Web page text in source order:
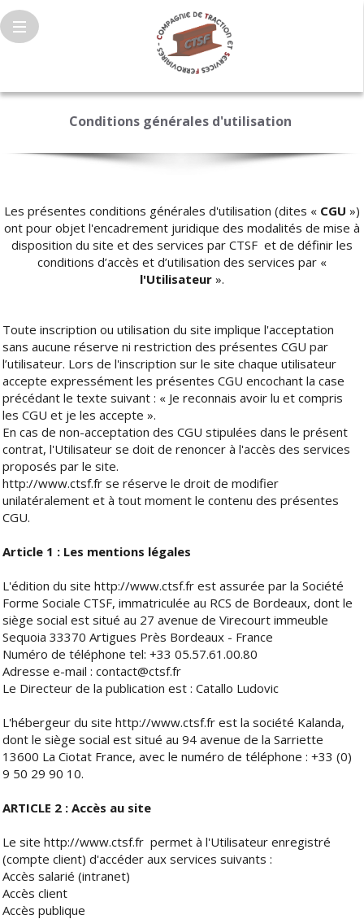
Conditions générales d'utilisation
Les présentes conditions générales d'utilisation (dites « CGU »)
ont pour objet l'encadrement juridique des modalités de mise à
disposition du site et des services par CTSF et de définir les
conditions d’accès et d’utilisation des services par «
l'Utilisateur».
Toute inscription ou utilisation du site implique l'acceptation
sans aucune réserve ni restriction des présentes CGU par
l’utilisateur. Lors de l'inscription sur le site chaque utilisateur
accepte expressément les présentes CGU encochant la case
précédant le texte suivant : « Je reconnais avoir lu et compris
les CGU et je les accepte ».
En cas de non-acceptation des CGU stipulées dans le présent
contrat, l'Utilisateur se doit de renoncer à l'accès des services
proposés par le site.
http://www.ctsf.fr se réserve le droit de modifier
unilatéralement et à tout moment le contenu des présentes
CGU.
Article 1 : Les mentions légales
L'édition du site http://www.ctsf.fr est assurée par la Société
Forme Sociale CTSF, immatriculée au RCS de Bordeaux, dont le
siège social est situé au 27 avenue de Virecourt immeuble
Sequoia 33370 Artigues Près Bordeaux - France
Numéro de téléphone tel: +33 05.57.61.00.80
Adresse e-mail : contact@ctsf.fr
Le Directeur de la publication est : Catallo Ludovic
L'hébergeur du site http://www.ctsf.fr est la société Kalanda,
dont le siège social est situé au 94 avenue de la Sarriette
13600 La Ciotat France, avec le numéro de téléphone : +33 (0)
9 50 29 90 10.
ARTICLE 2 : Accès au site
Le site http://www.ctsf.fr permet à l'Utilisateur enregistré
(compte client) d'accéder aux services suivants :
Accès salarié (intranet)
Accès client
Accès publique